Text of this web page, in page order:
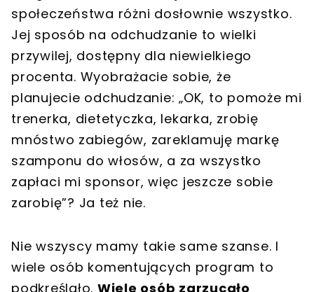
społeczeństwa różni dosłownie wszystko.
Jej sposób na odchudzanie to wielki
przywilej, dostępny dla niewielkiego
procenta. Wyobrażacie sobie, że
planujecie odchudzanie: „OK, to pomoże mi
trenerka, dietetyczka, lekarka, zrobię
mnóstwo zabiegów, zareklamuję markę
szamponu do włosów, a za wszystko
zapłaci mi sponsor, więc jeszcze sobie
zarobię”? Ja też nie.
Nie wszyscy mamy takie same szanse. I
wiele osób komentujących program to
podkreślało. Wiele osób zarzucało